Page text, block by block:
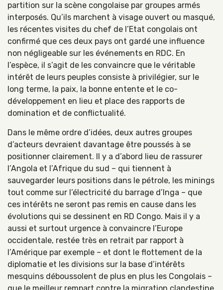
partition sur la scène congolaise par groupes armés
interposés. Qu’ils marchent à visage ouvert ou masqué,
les récentes visites du chef de l’Etat congolais ont
confirmé que ces deux pays ont gardé une influence
non négligeable sur les événements en RDC. En
l’espèce, il s’agit de les convaincre que le véritable
intérêt de leurs peuples consiste à privilégier, sur le
long terme, la paix, la bonne entente et le co-
développement en lieu et place des rapports de
domination et de conflictualité.
Dans le même ordre d’idées, deux autres groupes
d’acteurs devraient davantage être poussés à se
positionner clairement. Il y a d’abord lieu de rassurer
l’Angola et l’Afrique du sud – qui tiennent à
sauvegarder leurs positions dans le pétrole, les minings
tout comme sur l’électricité du barrage d’Inga – que
ces intérêts ne seront pas remis en cause dans les
évolutions qui se dessinent en RD Congo. Mais il y a
aussi et surtout urgence à convaincre l’Europe
occidentale, restée très en retrait par rapport à
l’Amérique par exemple – et dont le flottement de la
diplomatie et les divisions sur la base d’intérêts
mesquins déboussolent de plus en plus les Congolais –